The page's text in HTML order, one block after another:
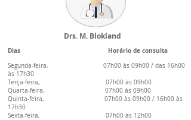
Drs. M. Blokland
Dias Horário de consulta
Segunda-feira, 07h00 às 09h00 / das 16h00
às 17h30
Terça-feira, 07h00 às 09h00
Quarta-feira, 07h00 às 09h00
Quinta-feira, 07h00 às 09h00 / 16h00 às
17h30
Sexta-feira, 07h00 às 12h00